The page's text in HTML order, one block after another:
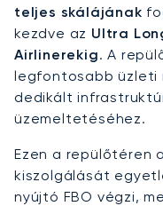
teljes skálájának
kezdve az Ultra
Airlinerekig. A
legfontosabb üzleti
dedikált
üzemeltetéséhez.
Ezen a repülőtéren
kiszolgálását
nyújtó FBO végzi,